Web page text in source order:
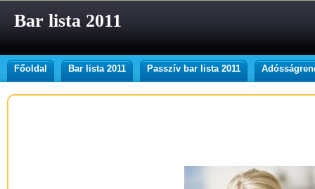
Bar lista 2011
Főoldal Bar lista 2011 Passzív bar lista 2011